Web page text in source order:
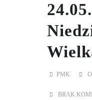
PMK
BRAK